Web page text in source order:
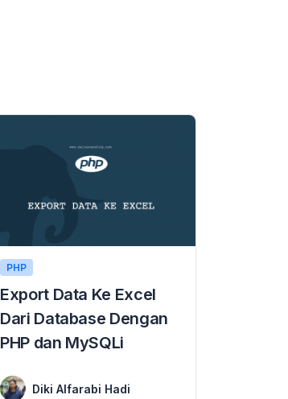
PHP
Export Data Ke Excel
Dari Database Dengan
PHP dan MySQLi
Diki Alfarabi Hadi